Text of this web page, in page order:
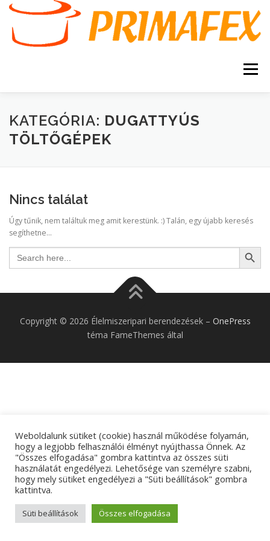
Tovább
tartalomhoz
Menü
KEZDŐOLDAL KAPCSOLAT TERMÉKEK
VÁSÁRLÁSI FELTÉTELEK
KATEGÓRIA: DUGATTYÚS
TÖLTŐGÉPEK
Nincs találat
Úgy tűnik, nem találtuk meg amit kerestünk. :) Talán, egy újabb keresés
segíthetne...
Search
for:
Search Button
Copyright © 2026 Élelmiszeripari berendezések – OnePress
téma FameThemes által
Weboldalunk sütiket (cookie) használ működése folyamán,
hogy a legjobb felhasználói élményt nyújthassa Önnek. Az
"Összes elfogadása" gombra kattintva az összes süti
használatát engedélyezi. Lehetősége van személyre szabni,
hogy mely sütiket engedélyezi a "Süti beállítások" gombra
kattintva.
Süti beállítások Összes elfogadása